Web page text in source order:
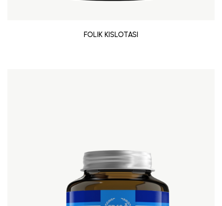
FOLIK KISLOTASI